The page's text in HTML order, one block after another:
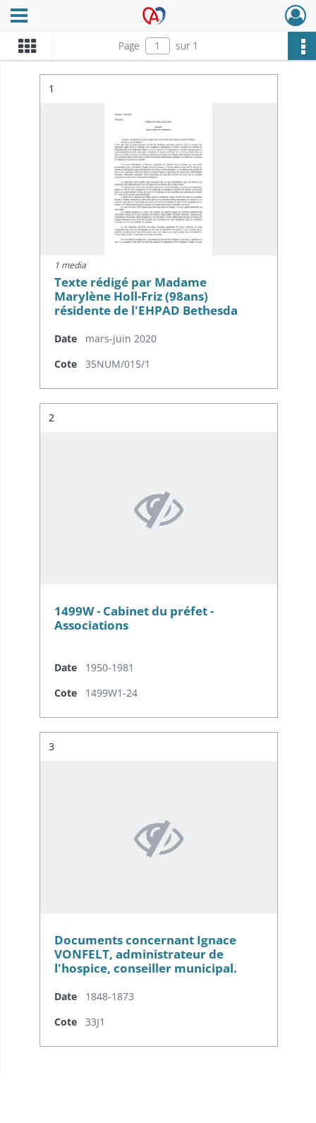
Archives Alsace - Colmar
Ouvrir le menu déroulant
Page sur 1
Résultat n°
1
1 media
Texte rédigé par Madame
Marylène Holl-Friz (98ans)
résidente de l'EHPAD Bethesda
Date
mars-juin 2020
Cote
35NUM/015/1
Résultat n°
2
1499W - Cabinet du préfet -
Associations
Date
1950-1981
Cote
1499W1-24
Résultat n°
3
Documents concernant Ignace
VONFELT, administrateur de
l'hospice, conseiller municipal.
Date
1848-1873
Cote
33J1